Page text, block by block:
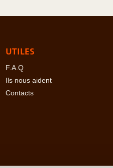
UTILES
F.A.Q
Ils nous aident
Contacts